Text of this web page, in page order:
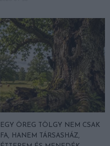
EGY ÖREG TÖLGY NEM CSAK
FA, HANEM TÁRSASHÁZ,